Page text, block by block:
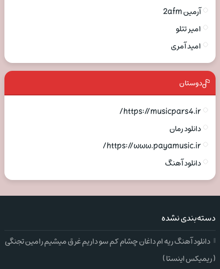
آرمین 2afm
امیر تتلو
امید آمری
دوستان
https://musicpars4.ir/
دانلود رمان
https://www.payamusic.ir/
دانلود آهنگ
دسته‌بندی نشده
دانلود آهنگ ریه ام داغان چشام کم سو داریم غرق میشیم رامین تجنگی
( ریمیکس اینستا )